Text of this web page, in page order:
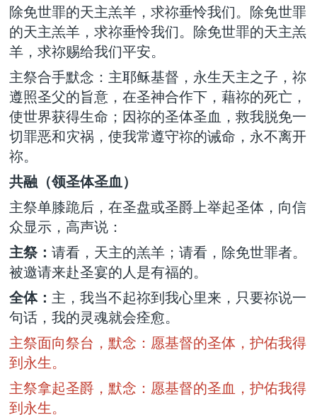
除免世罪的天主羔羊，求祢垂怜我们。除免世罪
的天主羔羊，求祢垂怜我们。除免世罪的天主羔
羊，求祢赐给我们平安。
主祭合手默念：主耶稣基督，永生天主之子，祢
遵照圣父的旨意，在圣神合作下，藉祢的死亡，
使世界获得生命；因祢的圣体圣血，救我脱免一
切罪恶和灾祸，使我常遵守祢的诫命，永不离开
祢。
共融（领圣体圣血）
主祭单膝跪后，在圣盘或圣爵上举起圣体，向信
众显示，高声说：
主祭： 请看，天主的羔羊；请看，除免世罪者。
被邀请来赴圣宴的人是有福的。
全体： 主，我当不起祢到我心里来，只要祢说一
句话，我的灵魂就会痊愈。
主祭面向祭台，默念：愿基督的圣体，护佑我得
到永生。
主祭拿起圣爵，默念：愿基督的圣血，护佑我得
到永生。